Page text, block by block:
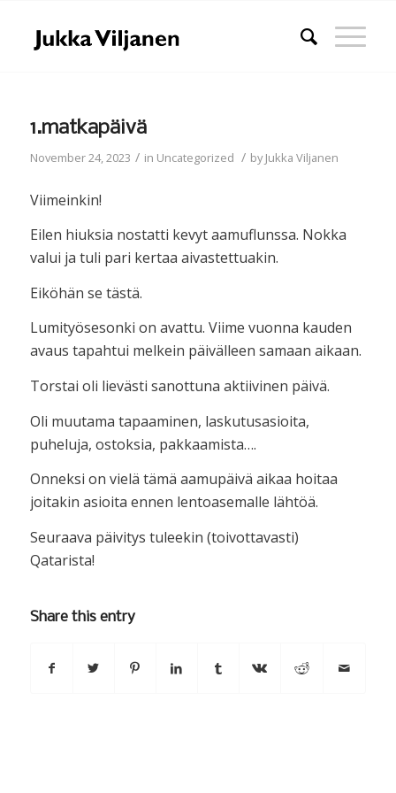
1.matkapäivä
November 24, 2023 / in Uncategorized / byJukka Viljanen
Viimeinkin!
Eilen hiuksia nostatti kevyt aamuflunssa. Nokka
valui ja tuli pari kertaa aivastettuakin.
Eiköhän se tästä.
Lumityösesonki on avattu. Viime vuonna kauden
avaus tapahtui melkein päivälleen samaan aikaan.
Torstai oli lievästi sanottuna aktiivinen päivä.
Oli muutama tapaaminen, laskutusasioita,
puheluja, ostoksia, pakkaamista….
Onneksi on vielä tämä aamupäivä aikaa hoitaa
joitakin asioita ennen lentoasemalle lähtöä.
Seuraava päivitys tuleekin (toivottavasti)
Qatarista!
Share this entry